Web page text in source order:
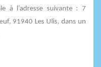
à l’adresse suivante : 7
91940 Les Ulis, dans un